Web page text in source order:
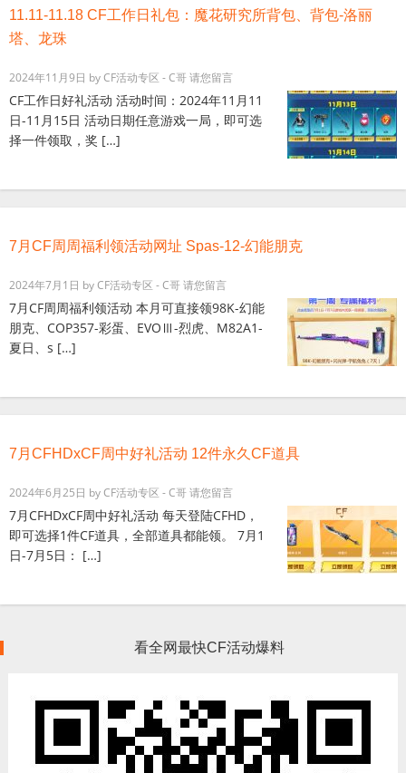
11.11-11.18 CF工作日礼包：魔花研究所背包、背包-洛丽
塔、龙珠
2024年11月9日 byCF活动专区 - C哥请您留言
CF工作日好礼活动 活动时间：2024年11月11
日-11月15日 活动日期任意游戏一局，即可选
择一件领取，奖 […]
7月CF周周福利领活动网址 Spas-12-幻能朋克
2024年7月1日 byCF活动专区 - C哥请您留言
7月CF周周福利领活动 本月可直接领98K-幻能
朋克、COP357-彩蛋、EVOⅢ-烈虎、M82A1-
夏日、s […]
7月CFHDxCF周中好礼活动 12件永久CF道具
2024年6月25日 byCF活动专区 - C哥请您留言
7月CFHDxCF周中好礼活动 每天登陆CFHD，
即可选择1件CF道具，全部道具都能领。 7月1
日-7月5日： […]
看全网最快CF活动爆料